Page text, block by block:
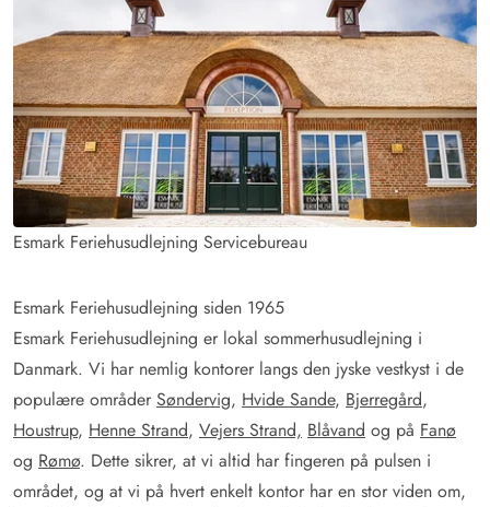
Esmark Feriehusudlejning Servicebureau
Esmark Feriehusudlejning siden 1965
Esmark Feriehusudlejning er lokal sommerhusudlejning i
Danmark. Vi har nemlig kontorer langs den jyske vestkyst i de
populære områder Søndervig, Hvide Sande, Bjerregård,
Houstrup, Henne Strand, Vejers Strand, Blåvand og på Fanø
og Rømø. Dette sikrer, at vi altid har fingeren på pulsen i
området, og at vi på hvert enkelt kontor har en stor viden om,